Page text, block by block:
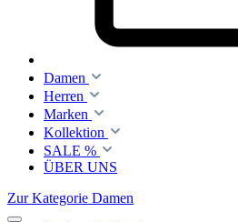
Damen
Herren
Marken
Kollektion
SALE %
ÜBER UNS
Zur Kategorie Damen